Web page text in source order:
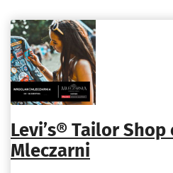
Levi’s® Tailor
Mleczarni